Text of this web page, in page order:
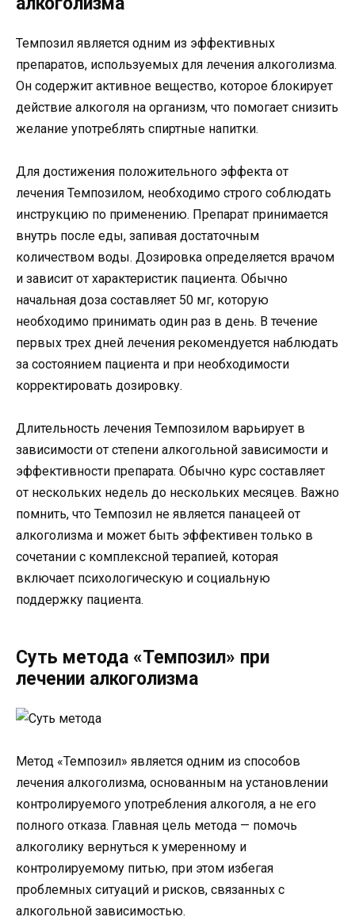
Темпозил является одним из эффективных
препаратов, используемых для лечения алкоголизма.
Он содержит активное вещество, которое блокирует
действие алкоголя на организм, что помогает снизить
желание употреблять спиртные напитки.
Для достижения положительного эффекта от
лечения Темпозилом, необходимо строго соблюдать
инструкцию по применению. Препарат принимается
внутрь после еды, запивая достаточным
количеством воды. Дозировка определяется врачом
и зависит от характеристик пациента. Обычно
начальная доза составляет 50 мг, которую
необходимо принимать один раз в день. В течение
первых трех дней лечения рекомендуется наблюдать
за состоянием пациента и при необходимости
корректировать дозировку.
Длительность лечения Темпозилом варьирует в
зависимости от степени алкогольной зависимости и
эффективности препарата. Обычно курс составляет
от нескольких недель до нескольких месяцев. Важно
помнить, что Темпозил не является панацеей от
алкоголизма и может быть эффективен только в
сочетании с комплексной терапией, которая
включает психологическую и социальную
поддержку пациента.
Суть метода «Темпозил» при
лечении алкоголизма
Метод «Темпозил» является одним из способов
лечения алкоголизма, основанным на установлении
контролируемого употребления алкоголя, а не его
полного отказа. Главная цель метода — помочь
алкоголику вернуться к умеренному и
контролируемому питью, при этом избегая
проблемных ситуаций и рисков, связанных с
алкогольной зависимостью.